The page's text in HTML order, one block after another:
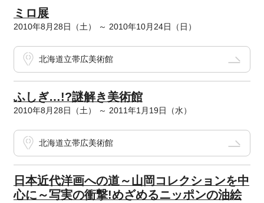
ミロ展
2010年8月28日（土） ～ 2010年10月24日（日）
北海道立帯広美術館
ふしぎ…!?謎解き美術館
2010年8月28日（土） ～ 2011年1月19日（水）
北海道立帯広美術館
日本近代洋画への道～山岡コレクションを中
心に～写実の衝撃!めざめるニッポンの油絵